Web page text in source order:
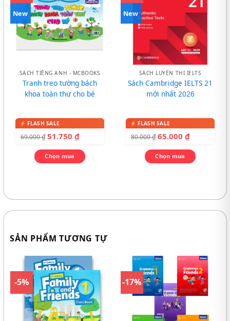
New
SÁCH TIẾNG ANH - MCBOOKS
Tranh treo tường bách
khoa toàn thư cho bé
69.000₫ 51.750 ₫
Chọn mua
New
SÁCH LUYỆN THI IELTS
Sách Cambridge IELTS 21
mới nhất 2026
80.000₫ 65.000 ₫
Chọn mua
SẢN PHẨM TƯƠNG TỰ
-5% -17%